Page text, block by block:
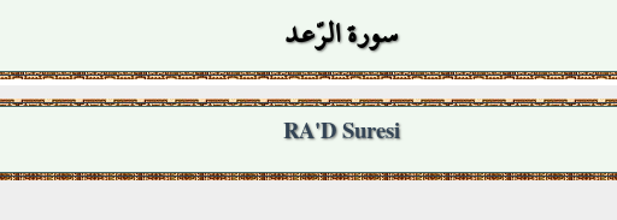
سورة الرّعد
RA'D Suresi